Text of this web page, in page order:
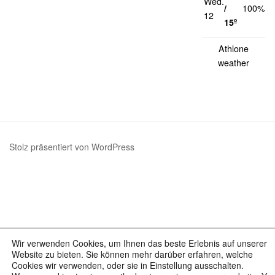
12
/
15º
100%
Athlone
weather
Stolz präsentiert von WordPress
Wir verwenden Cookies, um Ihnen das beste Erlebnis auf unserer
Website zu bieten. Sie können mehr darüber erfahren, welche
Cookies wir verwenden, oder sie in Einstellung ausschalten.